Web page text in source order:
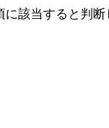
該当すると判